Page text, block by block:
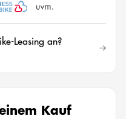
Leasing an?
Kauf